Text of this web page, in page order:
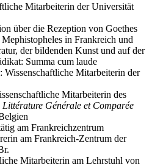
Mitarbeiterin der Universität
über die Rezeption von Goethes
in Frankreich und
der bildenden Kunst und auf der
Summa cum laude
Mitarbeiterin der
Mitarbeiterin des
Littérature Générale et Comparée
am Frankreichzentrum
am Frankreich-Zentrum der
Mitarbeiterin am Lehrstuhl von